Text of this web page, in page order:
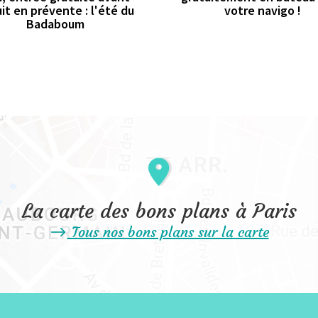
en prévente : l'été du
Badaboum
votre navigo !
La carte des bons plans à Paris
Tous nos bons plans sur la carte